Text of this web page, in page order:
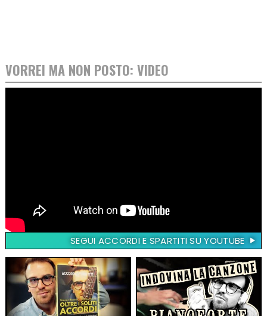
VORREI MA NON POSTO: VIDEO
SEGUI ACCORDI E SPARTITI SU YOUTUBE